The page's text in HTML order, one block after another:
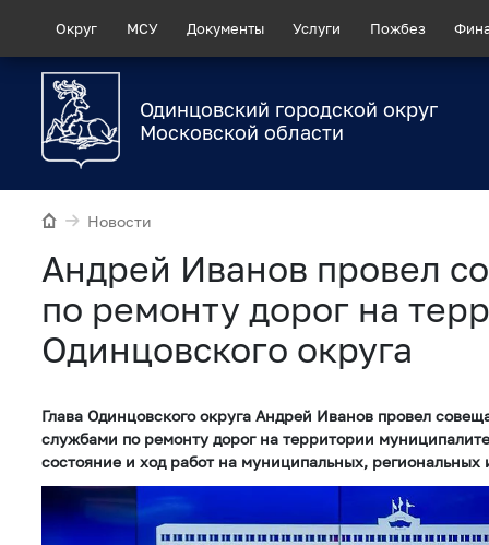
Округ МСУ Документы Услуги Пожбез
Одинцовский городской округ
Московской области
Новости
Андрей Иванов провел
по ремонту дорог на
Одинцовского округа
Глава Одинцовского округа Андрей Иванов провел
службами по ремонту дорог на территории
состояние и ход работ на муниципальных, региональных